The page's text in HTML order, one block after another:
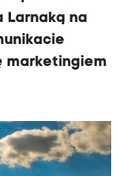
Larnaką na
marketingiem